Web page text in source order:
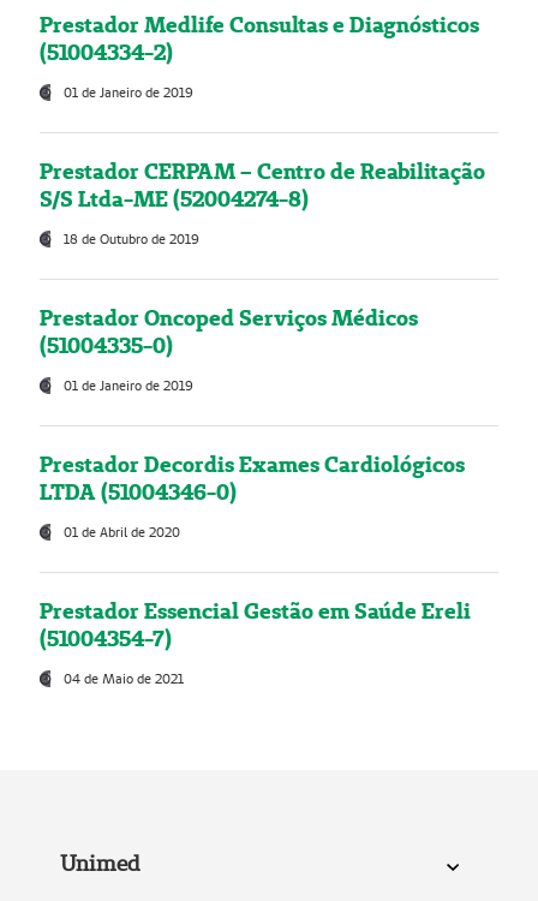
Prestador Medlife Consultas e Diagnósticos
(51004334-2)
01 de Janeiro de 2019
Prestador CERPAM – Centro de Reabilitação
S/S Ltda-ME (52004274-8)
18 de Outubro de 2019
Prestador Oncoped Serviços Médicos
(51004335-0)
01 de Janeiro de 2019
Prestador Decordis Exames Cardiológicos
LTDA (51004346-0)
01 de Abril de 2020
Prestador Essencial Gestão em Saúde Ereli
(51004354-7)
04 de Maio de 2021
Unimed